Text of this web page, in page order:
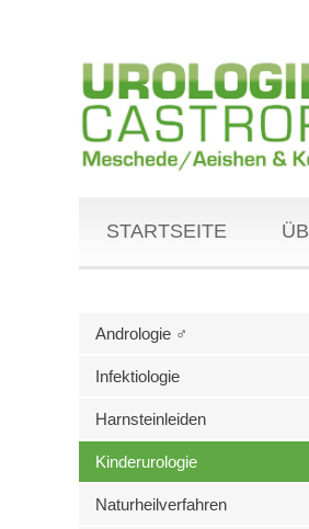
STARTSEITE
Andrologie ♂
Infektiologie
Harnsteinleiden
Kinderurologie
Naturheilverfahren